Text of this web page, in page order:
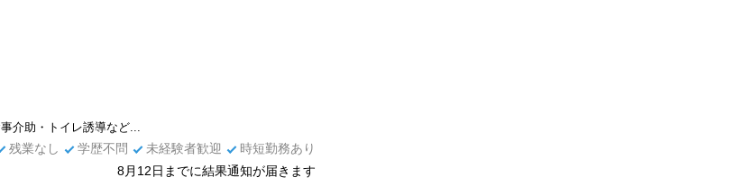
介助・トイレ誘導など...
残業なし 学歴不問 未経験者歓迎
時短勤務あり
8月12日までに結果通知が届きます